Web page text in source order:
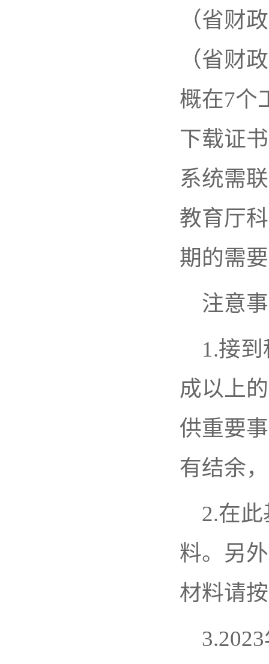
（省财
（省财
概在7个
下载证
系统需
教育厅
期的需
注意
1.接
成以上
供重要
有结余
2.在
料。另
材料请